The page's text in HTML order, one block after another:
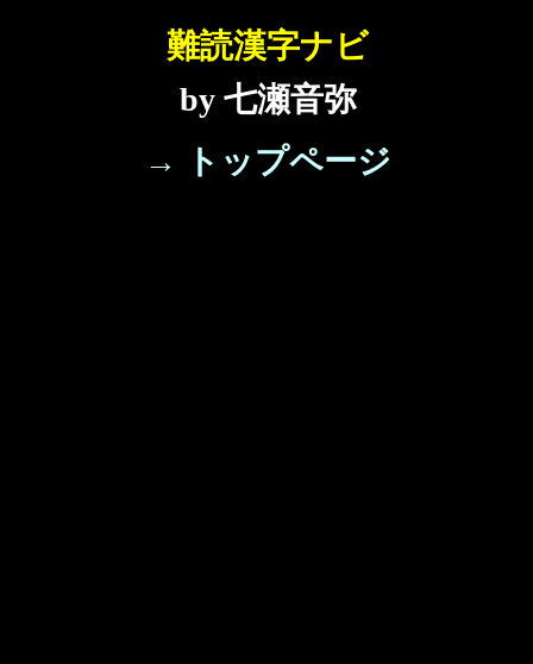
難読漢字ナビ
by 七瀬音弥
→ トップページ